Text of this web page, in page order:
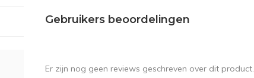
Gebruikers beoordelingen
Er zijn nog geen reviews geschreven over dit product.